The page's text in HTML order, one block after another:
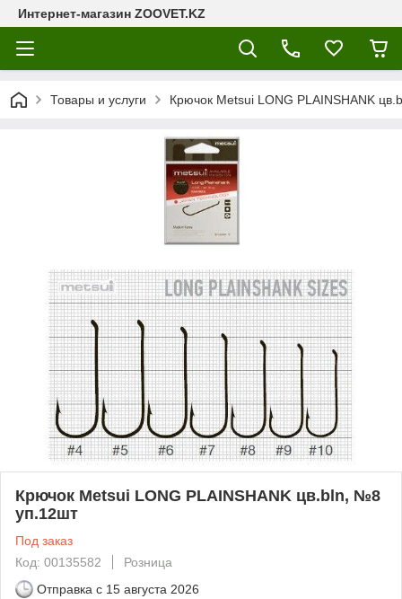
Интернет-магазин ZOOVET.KZ
Товары и услуги Крючок Metsui LONG PLAINSHANK
Крючок Metsui LONG PLAINSHANK цв.bln, №8
уп.12шт
Под заказ
Код: 00135582
Розница
Отправка с 15 августа 2026